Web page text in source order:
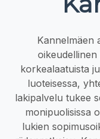
Kannelmäen
korkealaatuista
luoteisessa,
lakipalvelu tukee
monipuolisissa
lukien